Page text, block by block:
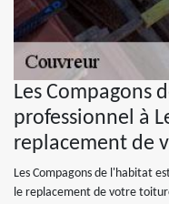
Les Compagons
professionnel à
replacement de
Les Compagons de l'habitat
le replacement de votre